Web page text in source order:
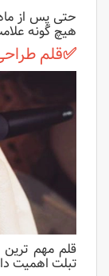
حتی پس از
هیچ گونه
✅قلم
قلم مهم
تبلت اهمیت